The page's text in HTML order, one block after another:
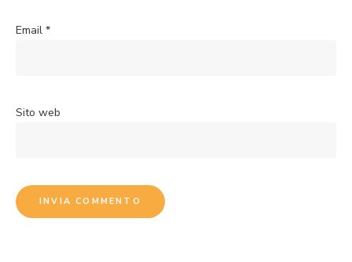
Email *
Sito web